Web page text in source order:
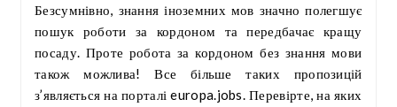
Безсумнівно, знання іноземних мов значно полегшує
пошук роботи за кордоном та передбачає кращу
посаду. Проте робота за кордоном без знання мови
також можлива! Все більше таких пропозицій
з’являється на порталі europa.jobs. Перевірте, на яких